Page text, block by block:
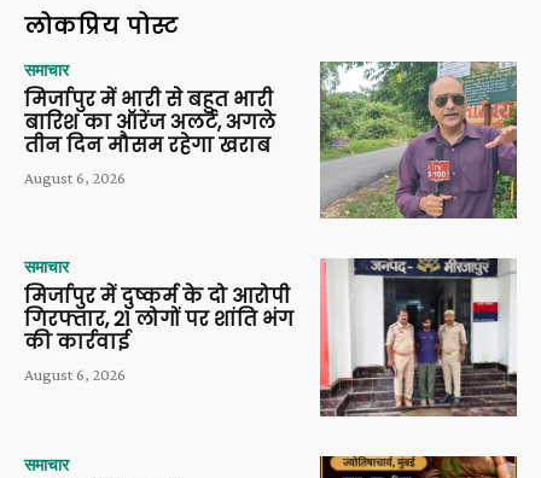
लोकप्रिय पोस्ट
समाचार
मिर्जापुर में भारी से बहुत भारी
बारिश का ऑरेंज अलर्ट, अगले
तीन दिन मौसम रहेगा खराब
August 6, 2026
समाचार
मिर्जापुर में दुष्कर्म के दो आरोपी
गिरफ्तार, 21 लोगों पर शांति भंग
की कार्रवाई
August 6, 2026
समाचार